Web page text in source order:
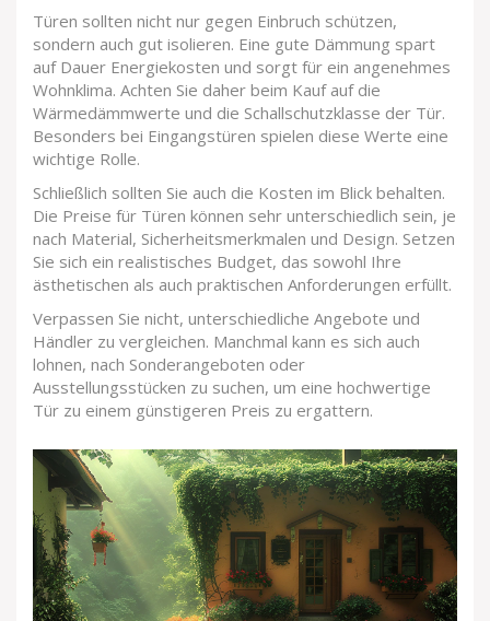
Türen sollten nicht nur gegen Einbruch schützen,
sondern auch gut isolieren. Eine gute Dämmung spart
auf Dauer Energiekosten und sorgt für ein angenehmes
Wohnklima. Achten Sie daher beim Kauf auf die
Wärmedämmwerte und die Schallschutzklasse der Tür.
Besonders bei Eingangstüren spielen diese Werte eine
wichtige Rolle.
Schließlich sollten Sie auch die Kosten im Blick behalten.
Die Preise für Türen können sehr unterschiedlich sein, je
nach Material, Sicherheitsmerkmalen und Design. Setzen
Sie sich ein realistisches Budget, das sowohl Ihre
ästhetischen als auch praktischen Anforderungen erfüllt.
Verpassen Sie nicht, unterschiedliche Angebote und
Händler zu vergleichen. Manchmal kann es sich auch
lohnen, nach Sonderangeboten oder
Ausstellungsstücken zu suchen, um eine hochwertige
Tür zu einem günstigeren Preis zu ergattern.